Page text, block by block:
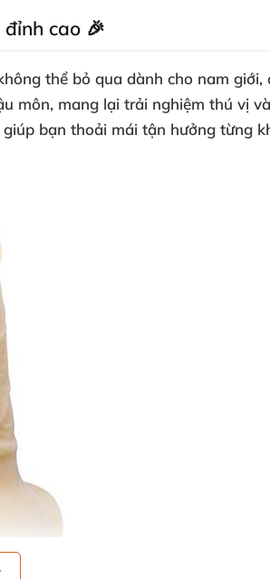
cao 🎉
thể bỏ qua dành cho nam giới,
môn, mang lại trải nghiệm thú vị
bạn thoải mái tận hưởng từng